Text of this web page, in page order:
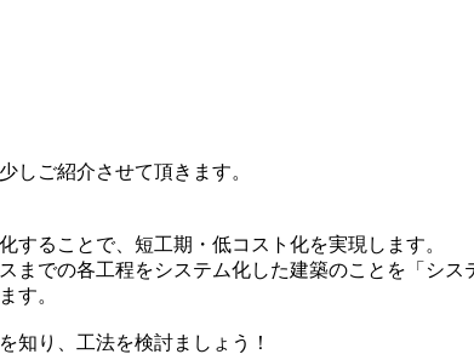
しご紹介させて頂きます。
ることで、短工期・低コスト化を実現します。
での各工程をシステム化した建築のことを「シス
す。
知り、工法を検討ましょう！